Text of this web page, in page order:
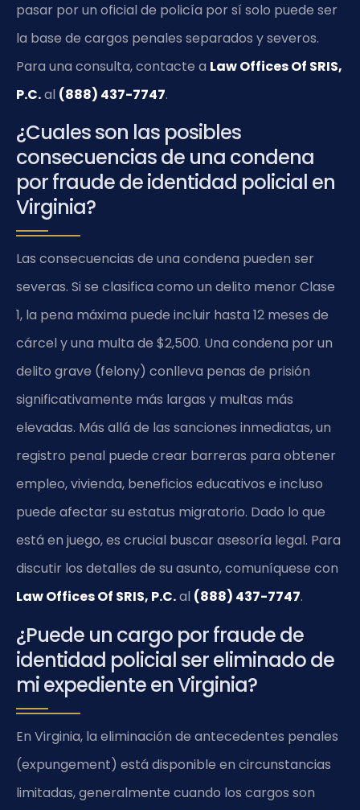
pasar por un oficial de policía por sí solo puede ser
la base de cargos penales separados y severos.
Para una consulta, contacte a Law Offices Of SRIS,
P.C.al (888) 437-7747.
¿Cuales son las posibles
consecuencias de una condena
por fraude de identidad policial en
Virginia?
Las consecuencias de una condena pueden ser
severas. Si se clasifica como un delito menor Clase
1, la pena máxima puede incluir hasta 12 meses de
cárcel y una multa de $2,500. Una condena por un
delito grave (felony) conlleva penas de prisión
significativamente más largas y multas más
elevadas. Más allá de las sanciones inmediatas, un
registro penal puede crear barreras para obtener
empleo, vivienda, beneficios educativos e incluso
puede afectar su estatus migratorio. Dado lo que
está en juego, es crucial buscar asesoría legal. Para
discutir los detalles de su asunto, comuníquese con
Law Offices Of SRIS, P.C.al (888) 437-7747.
¿Puede un cargo por fraude de
identidad policial ser eliminado de
mi expediente en Virginia?
En Virginia, la eliminación de antecedentes penales
(expungement) está disponible en circunstancias
limitadas, generalmente cuando los cargos son